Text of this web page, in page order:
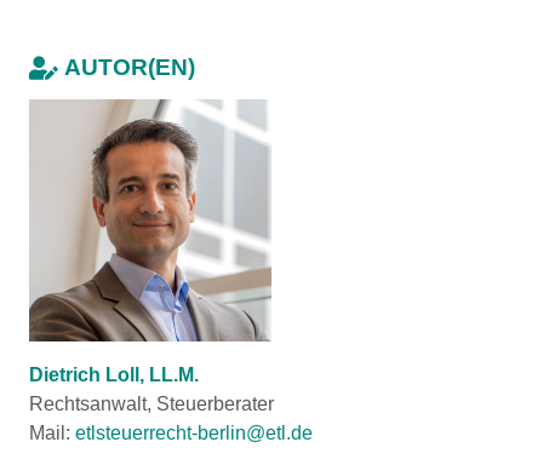
AUTOR(EN)
Dietrich Loll, LL.M.
Rechtsanwalt, Steuerberater
Mail: etlsteuerrecht-berlin@etl.de